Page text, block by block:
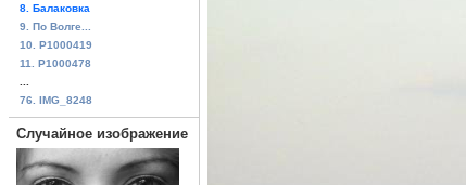
8. Балаковка
9. По Волге...
10. P1000419
11. P1000478
76. IMG_8248
Случайное изображение